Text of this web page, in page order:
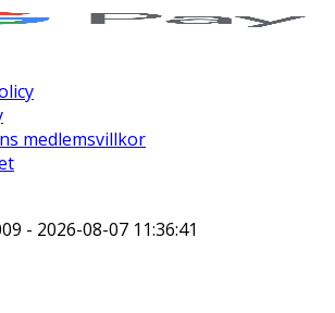
medlemsvillkor
- 2026-08-07 11:36:41